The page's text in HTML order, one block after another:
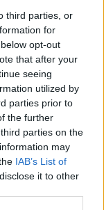
third parties, or
for
opt-out
that after your
seeing
utilized by
parties prior to
the further
parties on the
may
IAB’s List of
it to other
molto e ha
frenesia
è così, sono
che ci
“Dybala ha
la
per lo
3 punti: